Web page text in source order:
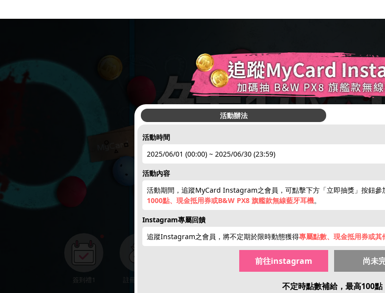
簽到禮1 註冊領點數
hot
點數補給
hot
活動辦法
活動時間
2025/06/01 (00:00) ~ 2025/06/30 (23:59)
活動內容
活動期間，追蹤MyCard Instagram之會員，可點擊下方「立即抽獎」按鈕參
1000點、現金抵用券或B&W PX8 旗艦款無線藍牙耳機。
Instagram專屬回饋
追蹤Instagram之會員，將不定期於限時動態獲得專屬點數、現金抵用券或其
前往instagram 尚未
不定時點數補給，最高100點